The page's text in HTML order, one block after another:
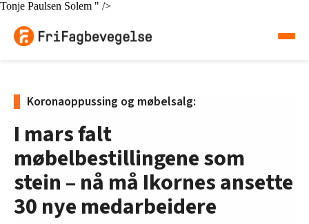
Tonje Paulsen Solem " />
Koronaoppussing og møbelsalg:
I mars falt
møbelbestillingene som
stein – nå må Ikornes ansette
30 nye medarbeidere